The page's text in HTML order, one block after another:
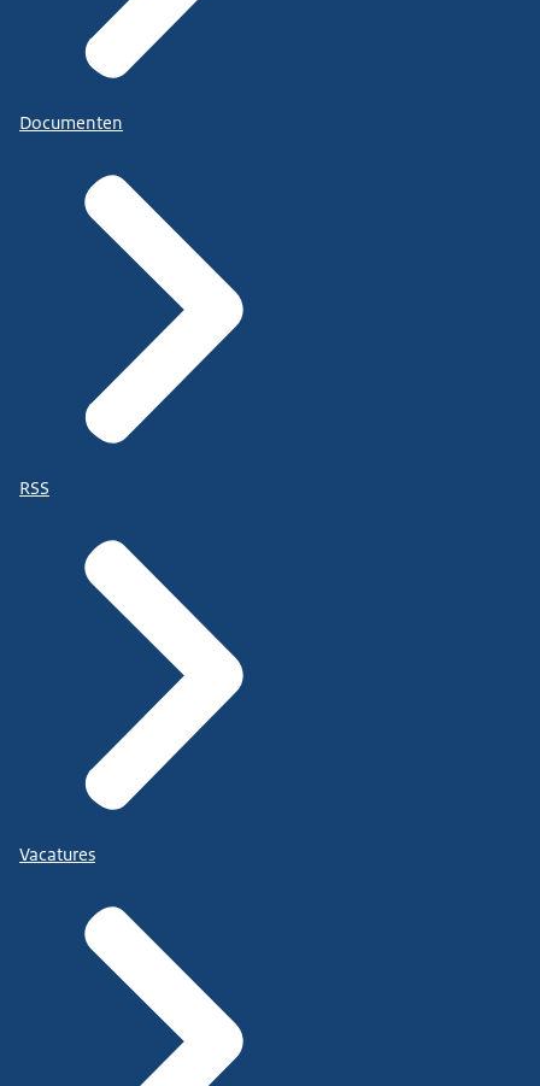
Documenten
RSS
Vacatures